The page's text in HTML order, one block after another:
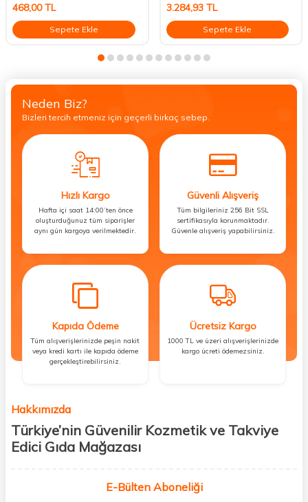
468,00TL
Sepete Ekle
3.284,93TL
Sepete Ekle
Neden Biz?
Bizleri tercih etmeniz için geçerli birkaç sebep.
Hızlı Kargo
Hafta içi saat 14:00’ten önce
oluşturduğunuz tüm siparişler
aynı gün kargoya verilmektedir.
Güvenli Alışveriş
Tüm bilgileriniz 256 Bit SSL
sertifikasıyla korunmaktadır.
Güvenle alışveriş yapabilirsiniz.
Kapıda Ödeme
Tüm alışverişlerinizde peşin nakit
veya kredi kartı ile kapıda ödeme
gerçekleştirebilirsiniz.
Ücretsiz Kargo
1000 TL ve üzeri alışverişlerinizde
kargo ücreti ödemezsiniz.
Hakkımızda
Türkiye’nin Güvenilir Kozmetik ve Takviye
Edici Gıda Mağazası
kişisel bakım hem de takviye edici gıda ürünlerini sizlerle
buluşturuyoruz. Artık mağaza mağaza dolaşmanıza gerek yok;
E-Bülten Aboneliği